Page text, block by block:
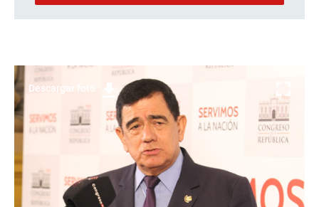
Descargar foto